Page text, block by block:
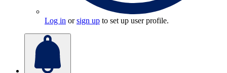
Log in orsign up to set up user profile.